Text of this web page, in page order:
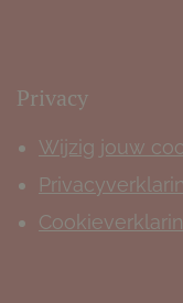
Privacy
Wijzig jouw